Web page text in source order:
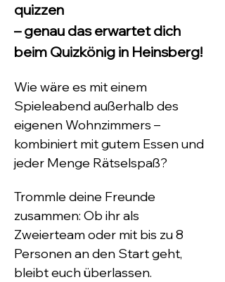
quizzen
– genau das erwartet dich
beim Quizkönig in Heinsberg!
Wie wäre es mit einem
Spieleabend außerhalb des
eigenen Wohnzimmers –
kombiniert mit gutem Essen und
jeder Menge Rätselspaß?
Trommle deine Freunde
zusammen: Ob ihr als
Zweierteam oder mit bis zu 8
Personen an den Start geht,
bleibt euch überlassen.